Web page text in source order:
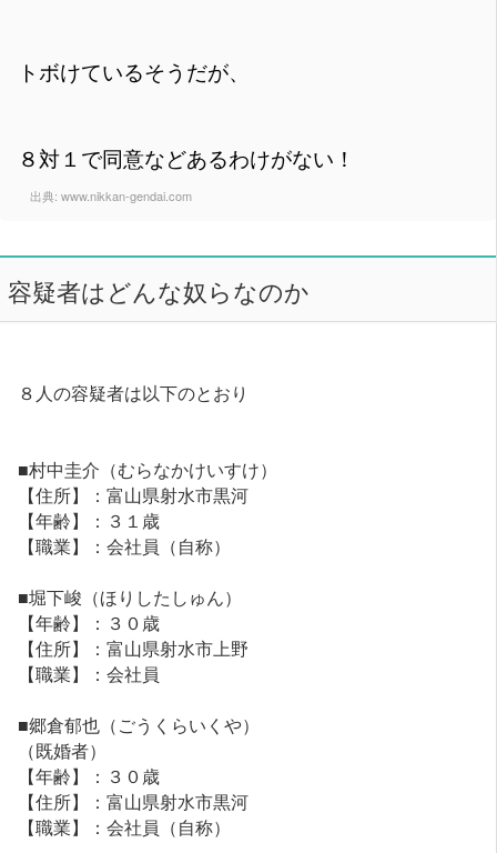
トボけているそうだが、
８対１で同意などあるわけがない！
出典: www.nikkan-gendai.com
容疑者はどんな奴らなのか
８人の容疑者は以下のとおり
■村中圭介（むらなかけいすけ）
【住所】：富山県射水市黒河
【年齢】：３１歳
【職業】：会社員（自称）
■堀下峻（ほりしたしゅん）
【年齢】：３０歳
【住所】：富山県射水市上野
【職業】：会社員
■郷倉郁也（ごうくらいくや）
（既婚者）
【年齢】：３０歳
【住所】：富山県射水市黒河
【職業】：会社員（自称）